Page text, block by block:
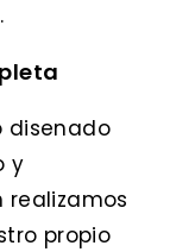
disenado
y
realizamos
propio